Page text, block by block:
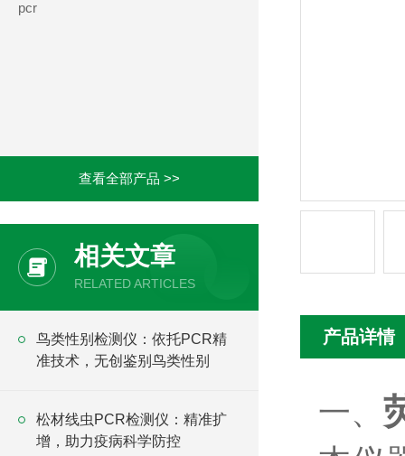
pcr
查看全部产品 >>
相关文章
RELATED ARTICLES
鸟类性别检测仪：依托PCR精
准技术，无创鉴别鸟类性别
松材线虫PCR检测仪：精准扩
增，助力疫病科学防控
产品详情
一、